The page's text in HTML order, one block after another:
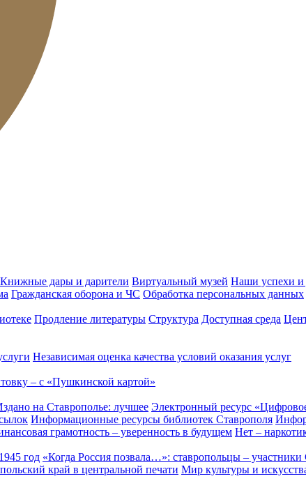
Книжные дары и дарители Виртуальный музей Наши успехи и
Гражданская оборона и ЧС Обработка персональных данных
Продление литературы Структура Доступная среда
Независимая оценка качества условий оказания услуг
– с «Пушкинской картой»
на Ставрополье: лучшее Электронный ресурс
Информационные ресурсы библиотек Ставрополя
грамотность – уверенность в будущем Нет –
год «Когда Россия позвала…»: ставропольцы –
край в центральной печати Мир культуры и